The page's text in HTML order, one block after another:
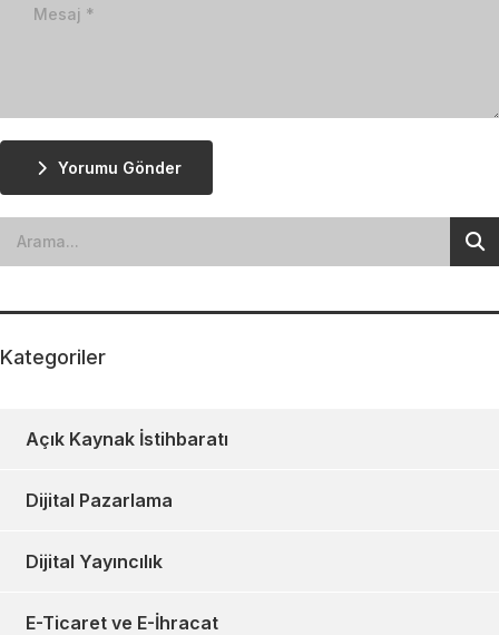
Yorumu Gönder
Kategoriler
Açık Kaynak İstihbaratı
Dijital Pazarlama
Dijital Yayıncılık
E-Ticaret ve E-İhracat